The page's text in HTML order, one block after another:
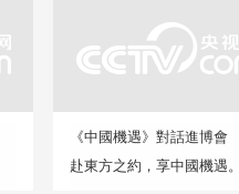
《中國機遇》對話進博會
赴東方之約，享中國機遇。